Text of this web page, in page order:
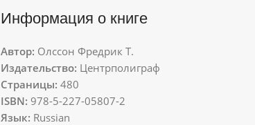
Информация о книге
Автор: Олссон Фредрик Т.
Издательство: Центрполиграф
Страницы: 480
ISBN: 978-5-227-05807-2
Язык: Russian